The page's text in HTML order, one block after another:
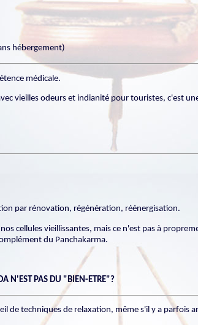
hébergement)
médicale.
vieilles odeurs et indianité pour touristes, c'est
par rénovation, régénération, réénergisation.
cellules vieillissantes, mais ce n'est pas à
du Panchakarma.
N'EST PAS DU "BIEN-ETRE"?
de techniques de relaxation, même s'il y a parfois